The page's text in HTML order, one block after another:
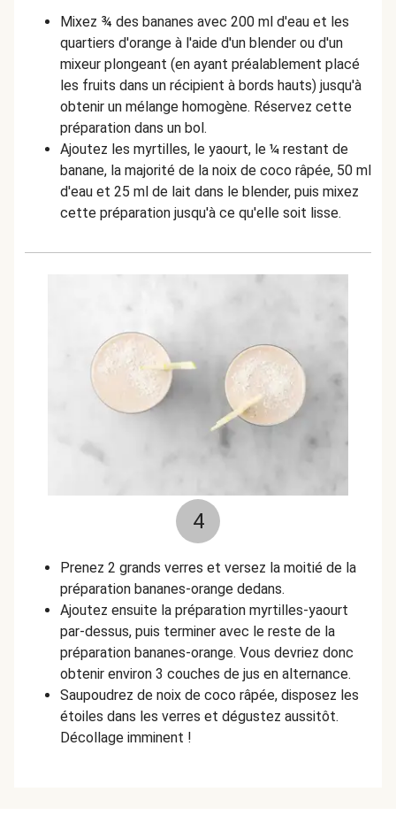
Mixez ¾ des bananes avec 200 ml d'eau et les
quartiers d'orange à l'aide d'un blender ou d'un
mixeur plongeant (en ayant préalablement placé
les fruits dans un récipient à bords hauts) jusqu'à
obtenir un mélange homogène. Réservez cette
préparation dans un bol.
Ajoutez les myrtilles, le yaourt, le ¼ restant de
banane, la majorité de la noix de coco râpée, 50 ml
d'eau et 25 ml de lait dans le blender, puis mixez
cette préparation jusqu'à ce qu'elle soit lisse.
4
Prenez 2 grands verres et versez la moitié de la
préparation bananes-orange dedans.
Ajoutez ensuite la préparation myrtilles-yaourt
par-dessus, puis terminer avec le reste de la
préparation bananes-orange. Vous devriez donc
obtenir environ 3 couches de jus en alternance.
Saupoudrez de noix de coco râpée, disposez les
étoiles dans les verres et dégustez aussitôt.
Décollage imminent !